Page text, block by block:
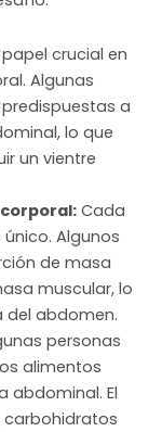
crucial en
Algunas
a
lo que
un vientre
Cada
Algunos
de masa
muscular, lo
del abdomen.
personas
alimentos
abdominal. El
carbohidratos